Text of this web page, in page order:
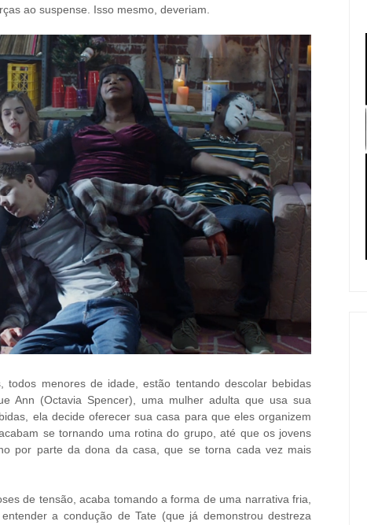
ao suspense. Isso mesmo, deveriam.
menores de idade, estão tentando descolar bebidas
Ann (Octavia Spencer), uma mulher adulta que usa sua
ela decide oferecer sua casa para que eles organizem
se tornando uma rotina do grupo, até que os jovens
por parte da dona da casa, que se torna cada vez mais
de tensão, acaba tomando a forma de uma narrativa fria,
a condução de Tate (que já demonstrou destreza